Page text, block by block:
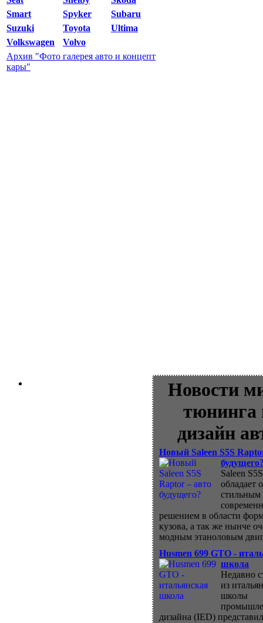
Smart
Spyker
Subaru
Suzuki
Toyota
Ultima
Volkswagen
Volvo
Архив "Фото галерея авто и концепт
кары"
Новости
тюнинга
дизайн
Новый Saleen S5S
Saleen
обладает
стильным
решением в области
кузова, а так же нынче
модным этаноловым
Husmen 699 GTO -
школа
Недавно
из
школы
дизайна (IED)